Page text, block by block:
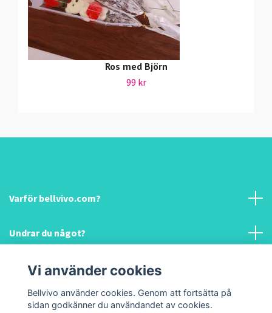
Ros med Björn
99 kr
Varför bellvivo.com?
Undrar du något?
Information & hjälp!
Sociala medier
Vi använder cookies
Bellvivo använder cookies. Genom att fortsätta på
sidan godkänner du användandet av cookies.